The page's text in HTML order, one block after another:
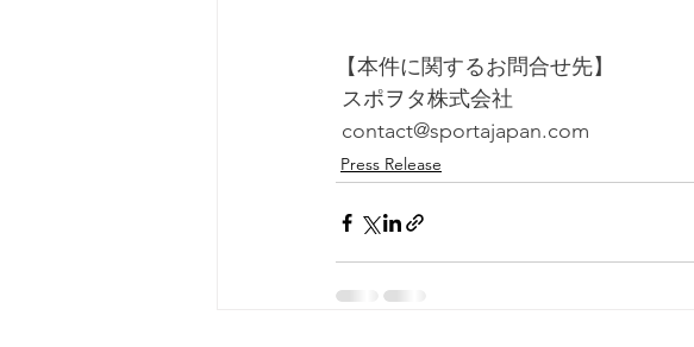
【本件に関するお問合せ先】
スポヲタ株式会社
contact@sportajapan.com
Press Release